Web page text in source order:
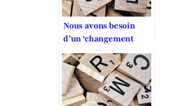
Nous avons besoin
d’un ‘changement
climatique’ dans les
questions relatives à
la liberté religieuse